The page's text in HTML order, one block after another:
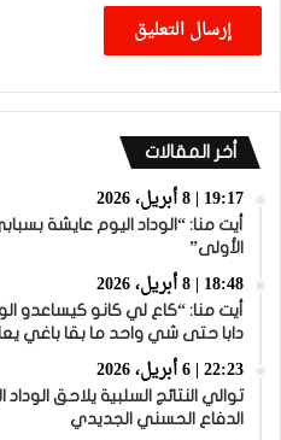
أخر المقالات
19:17 | 8 أبريل، 2026
الأولى”
18:48 | 8 أبريل، 2026
أيت منا: “كاع لي كانو كيساعدو
دابا حتى شي واحد ما بقا باغي
22:23 | 6 أبريل، 2026
توالي النتائج السلبية يلاحق
الدفاع الحسني الجديدي